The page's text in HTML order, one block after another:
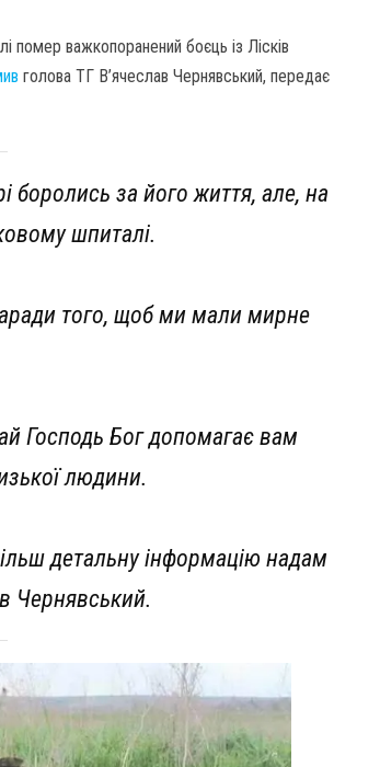
помер важкопоранений боєць із Лісків
голова ТГ В’ячеслав Чернявський, передає
боролись за його життя, але, на
шпиталі.
того, щоб ми мали мирне
Господь Бог допомагає вам
людини.
детальну інформацію надам
Чернявський.